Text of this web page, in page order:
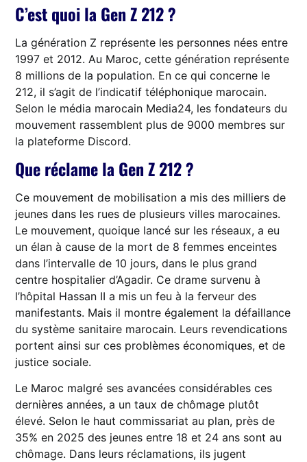
C’est quoi la Gen Z 212 ?
La génération Z représente les personnes nées entre
1997 et 2012. Au Maroc, cette génération représente
8 millions de la population. En ce qui concerne le
212, il s’agit de l’indicatif téléphonique marocain.
Selon le média marocain Media24, les fondateurs du
mouvement rassemblent plus de 9000 membres sur
la plateforme Discord.
Que réclame la Gen Z 212 ?
Ce mouvement de mobilisation a mis des milliers de
jeunes dans les rues de plusieurs villes marocaines.
Le mouvement, quoique lancé sur les réseaux, a eu
un élan à cause de la mort de 8 femmes enceintes
dans l’intervalle de 10 jours, dans le plus grand
centre hospitalier d’Agadir. Ce drame survenu à
l’hôpital Hassan II a mis un feu à la ferveur des
manifestants. Mais il montre également la défaillance
du système sanitaire marocain. Leurs revendications
portent ainsi sur ces problèmes économiques, et de
justice sociale.
Le Maroc malgré ses avancées considérables ces
dernières années, a un taux de chômage plutôt
élevé. Selon le haut commissariat au plan, près de
35% en 2025 des jeunes entre 18 et 24 ans sont au
chômage. Dans leurs réclamations, ils jugent